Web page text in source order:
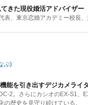
きた現役婚活アドバイザー
表、東京恋婚アカデミー校長
ぶ)
能を引き出すデジカメライ
2。さらにカシオのEX-S1、
歴史を見守り続けている。